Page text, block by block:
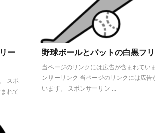
ー
スポ
れて
野球ボールとバットの白黒フ
当ページのリンクには広告が含まれてい
ンサーリンク 当ページのリンクには広告
います。 スポンサーリン ...